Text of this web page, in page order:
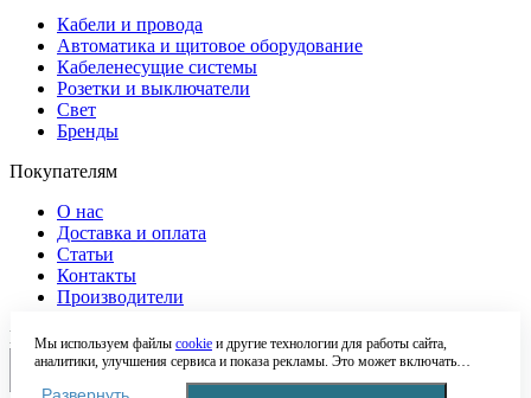
Кабели и провода
Автоматика и щитовое оборудование
Кабеленесущие системы
Розетки и выключатели
Свет
Бренды
Покупателям
О нас
Доставка и оплата
Статьи
Контакты
Производители
Наши мессенджеры
Мы используем файлы cookieи другие технологии для работы сайта,
аналитики, улучшения сервиса и показа рекламы. Это может включать
обработку таких данных, как IP-адрес, информация о вашем устройстве,
Развернуть